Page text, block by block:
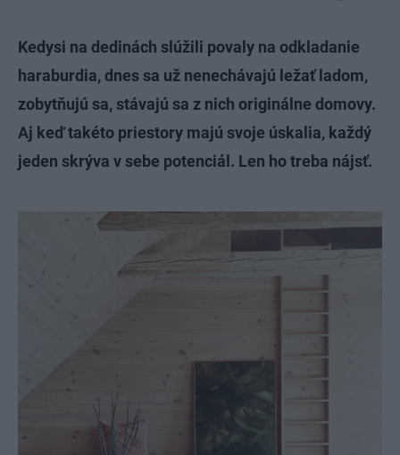
Kedysi na dedinách slúžili povaly na odkladanie
haraburdia, dnes sa už nenechávajú ležať ladom,
zobytňujú sa, stávajú sa z nich originálne domovy.
Aj keď takéto priestory majú svoje úskalia, každý
jeden skrýva v sebe potenciál. Len ho treba nájsť.